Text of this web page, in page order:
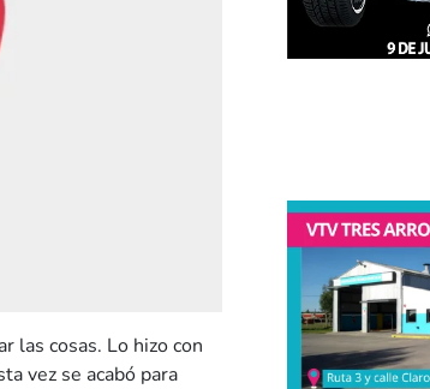
las cosas. Lo hizo con
vez se acabó para